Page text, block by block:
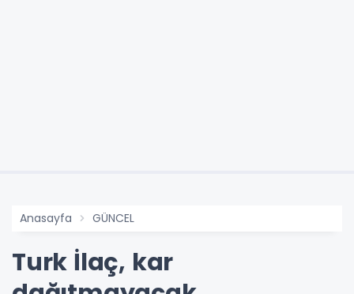
Anasayfa GÜNCEL
Turk İlaç, kar